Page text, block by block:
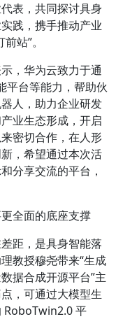
表，共同探讨具身
践，携手推动产业
站”。
，华为云致力于通
平台等能力，帮助伙
人，助力企业研发
业生态形成，开启
密切合作，在人形
，希望通过本次活
分享交流的平台，
全面的底座支撑
距，是具身智能落
教授穆尧带来“生成
据合成开源平台”主
，可通过大模型生
RoboTwin2.0 平